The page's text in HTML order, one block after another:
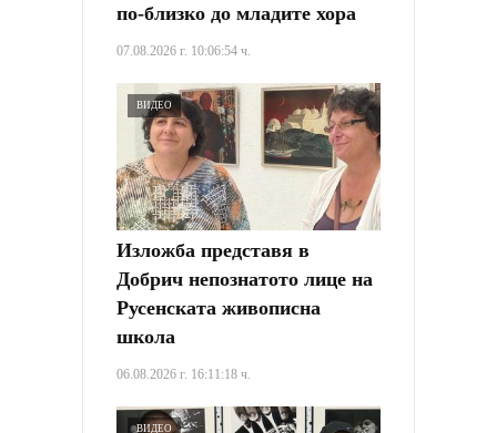
по-близко до младите хора
07.08.2026 г. 10:06:54 ч.
ВИДЕО
Изложба представя в
Добрич непознатото лице на
Русенската живописна
школа
06.08.2026 г. 16:11:18 ч.
ВИДЕО